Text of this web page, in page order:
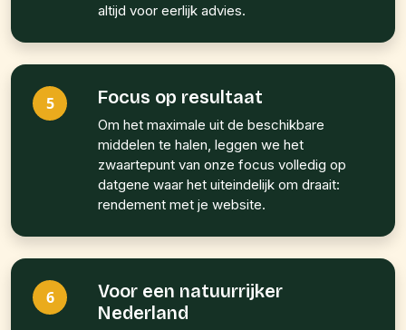
altijd voor eerlijk advies.
5 Focus op resultaat
Om het maximale uit de beschikbare
middelen te halen, leggen we het
zwaartepunt van onze focus volledig op
datgene waar het uiteindelijk om draait:
rendement met je website.
6
Voor een natuurrijker
Nederland